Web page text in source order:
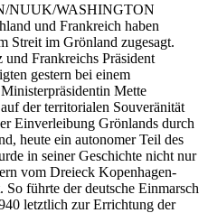
NUUK/WASHINGTON
und Frankreich haben
Streit im Grönland zugesagt.
Frankreichs Präsident
gestern bei einem
Mette
der territorialen Souveränität
Einverleibung Grönlands durch
heute ein autonomer Teil des
in seiner Geschichte nicht nur
vom Dreieck Kopenhagen-
führte der deutsche Einmarsch
letztlich zur Errichtung der